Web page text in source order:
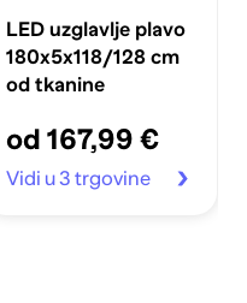
LED uzglavlje plavo
180x5x118/128 cm
od tkanine
od 167,99 €
Vidi u 3 trgovine